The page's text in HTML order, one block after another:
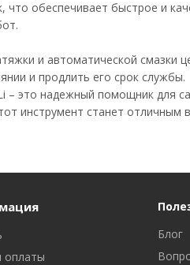
что обеспечивает быстрое и
и автоматической смазки
и продлить его срок службы.
– это надежный помощник
инструмент станет
оплаты
Блог